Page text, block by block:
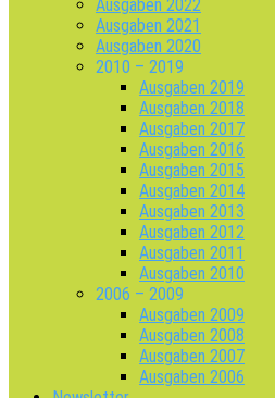
Ausgaben 2022
Ausgaben 2021
Ausgaben 2020
2010 – 2019
Ausgaben 2019
Ausgaben 2018
Ausgaben 2017
Ausgaben 2016
Ausgaben 2015
Ausgaben 2014
Ausgaben 2013
Ausgaben 2012
Ausgaben 2011
Ausgaben 2010
2006 – 2009
Ausgaben 2009
Ausgaben 2008
Ausgaben 2007
Ausgaben 2006